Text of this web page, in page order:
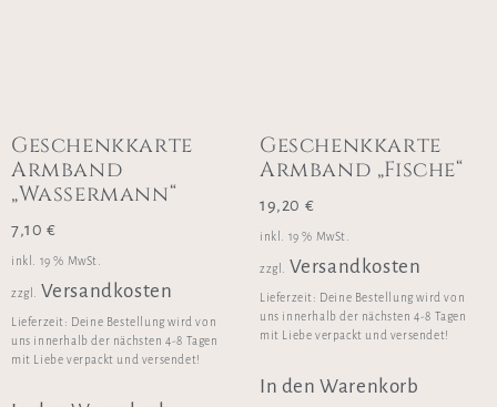
Geschenkkarte
Armband
„Wassermann“
7,10 €
inkl. 19 % MwSt.
zzgl. Versandkosten
Lieferzeit: Deine Bestellung wird von
uns innerhalb der nächsten 4-8 Tagen
mit Liebe verpackt und versendet!
Geschenkkarte
Armband „Fische“
19,20 €
inkl. 19 % MwSt.
zzgl. Versandkosten
Lieferzeit: Deine Bestellung wird von
uns innerhalb der nächsten 4-8 Tagen
mit Liebe verpackt und versendet!
In den Warenkorb